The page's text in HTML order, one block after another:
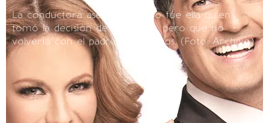
La conductora asegura que no fue ella quien
tomó la decisión de separarse, pero que no
volvería con el padre de sus hijos. (Foto: Archivo)